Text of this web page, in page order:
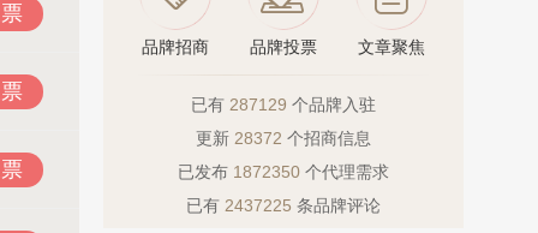
品牌招商 品牌投票 文章聚焦
已有 287129 个品牌入驻
更新 28372 个招商信息
已发布 1872350 个代理需求
已有 2437225 条品牌评论